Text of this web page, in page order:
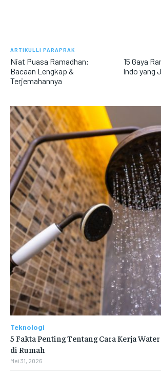
ARTIKULLI PARAPRAK
Niat Puasa Ramadhan:
Bacaan Lengkap &
Terjemahannya
15 Gaya
Indo yang
Teknologi
5 Fakta Penting Tentang Cara Kerja
di Rumah
Mei 31, 2026